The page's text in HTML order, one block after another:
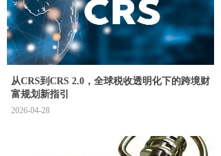
从CRS到CRS 2.0，全球税收透明化下的跨境财
富规划新指引
2026-04-28